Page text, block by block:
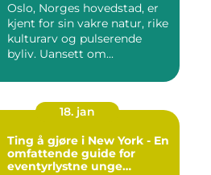
Oslo, Norges hovedstad, er
kjent for sin vakre natur, rike
kulturarv og pulserende
byliv. Uansett om...
18. jan
Ting å gjøre i New York - En
omfattende guide for
eventyrlystne unge